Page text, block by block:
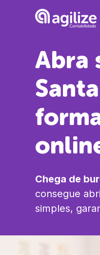
Abra
Chega de
consegue
simples,